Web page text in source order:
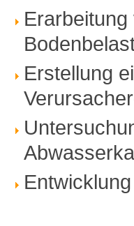
Erstellung